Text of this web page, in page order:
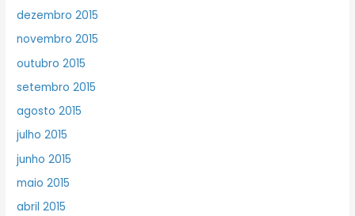
dezembro 2015
novembro 2015
outubro 2015
setembro 2015
agosto 2015
julho 2015
junho 2015
maio 2015
abril 2015